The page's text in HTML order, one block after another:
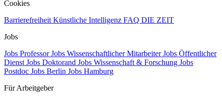
Cookies
Barrierefreiheit Künstliche Intelligenz FAQ DIE ZEIT
Jobs
Jobs ProfessorJobs Wissenschaftlicher MitarbeiterJobs Öffentlicher
Dienst Jobs Doktorand Jobs Wissenschaft & Forschung Jobs
Postdoc Jobs Berlin Jobs Hamburg
Für Arbeitgeber